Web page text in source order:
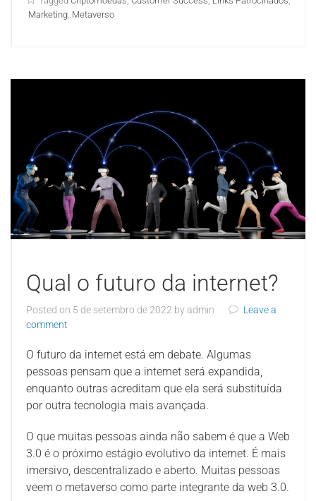
Marketing Metaverso
Qual o futuro da internet?
Posted on 5 de setembro de 2022 byadmin
Leave a
comment
O futuro da internet está em debate. Algumas
pessoas pensam que a internet será expandida,
enquanto outras acreditam que ela será substituída
por outra tecnologia mais avançada.
O que muitas pessoas ainda não sabem é que a Web
3.0 é o próximo estágio evolutivo da internet. É mais
imersivo, descentralizado e aberto. Muitas pessoas
veem o metaverso como parte integrante da web 3.0.